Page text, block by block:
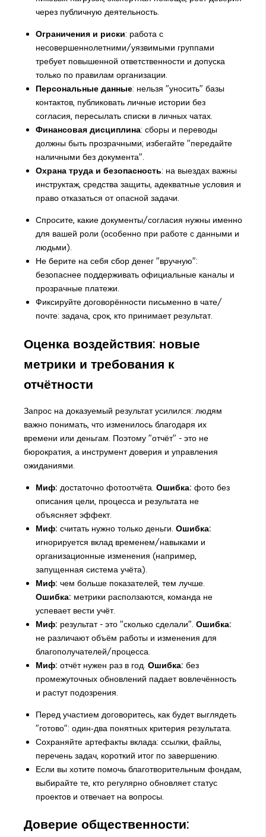
через публичную деятельность.
Ограничения и риски: работа с
несовершеннолетними/уязвимыми группами
требует повышенной ответственности и допуска
только по правилам организации.
Персональные данные: нельзя "уносить" базы
контактов, публиковать личные истории без
согласия, пересылать списки в личных чатах.
Финансовая дисциплина: сборы и переводы
должны быть прозрачными; избегайте "передайте
наличными без документа".
Охрана труда и безопасность: на выездах важны
инструктаж, средства защиты, адекватные условия и
право отказаться от опасной задачи.
Спросите, какие документы/согласия нужны именно
для вашей роли (особенно при работе с данными и
людьми).
Не берите на себя сбор денег "вручную":
безопаснее поддерживать официальные каналы и
прозрачные платежи.
Фиксируйте договорённости письменно в чате/
почте: задача, срок, кто принимает результат.
Оценка воздействия: новые
метрики и требования к
отчётности
Запрос на доказуемый результат усилился: людям
важно понимать, что изменилось благодаря их
времени или деньгам. Поэтому "отчёт" - это не
бюрократия, а инструмент доверия и управления
ожиданиями.
Миф: достаточно фотоотчёта. Ошибка: фото без
описания цели, процесса и результата не
объясняет эффект.
Миф: считать нужно только деньги. Ошибка:
игнорируется вклад временем/навыками и
организационные изменения (например,
запущенная система учёта).
Миф: чем больше показателей, тем лучше.
Ошибка: метрики расползаются, команда не
успевает вести учёт.
Миф: результат - это "сколько сделали". Ошибка:
не различают объём работы и изменения для
благополучателей/процесса.
Миф: отчёт нужен раз в год. Ошибка: без
промежуточных обновлений падает вовлечённость
и растут подозрения.
Перед участием договоритесь, как будет выглядеть
"готово": один‑два понятных критерия результата.
Сохраняйте артефакты вклада: ссылки, файлы,
перечень задач, короткий итог по завершению.
Если вы хотите помочь благотворительным фондам,
выбирайте те, кто регулярно обновляет статус
проектов и отвечает на вопросы.
Доверие общественности: